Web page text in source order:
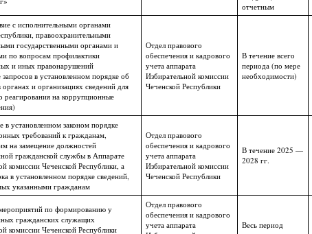
отчетным
с исполнительными органами
правоохранительными
государственными органами и
по вопросам профилактики
и иных правонарушений
запросов в установленном порядке об
и организациях сведений для
реагирования на коррупционные
Отдел правового
обеспечения и кадрового
учета аппарата
Избирательной комиссии
Чеченской Республики
В течение всего
периода (по мере
необходимости)
в установленном законом порядке
требований к гражданам,
на замещение должностей
гражданской службы в Аппарате
комиссии Чеченской Республики, а
в установленном порядке сведений,
указанными гражданам
Отдел правового
обеспечения и кадрового
учета аппарата
Избирательной комиссии
Чеченской Республики
В течение 2025 —
2028 гг.
по формированию у
гражданских служащих
комиссии Чеченской Республики
Отдел правового
обеспечения и кадрового
учета аппарата
Весь период